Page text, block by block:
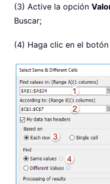
(3) Active la opción
Buscar;
(4) Haga clic en el botón